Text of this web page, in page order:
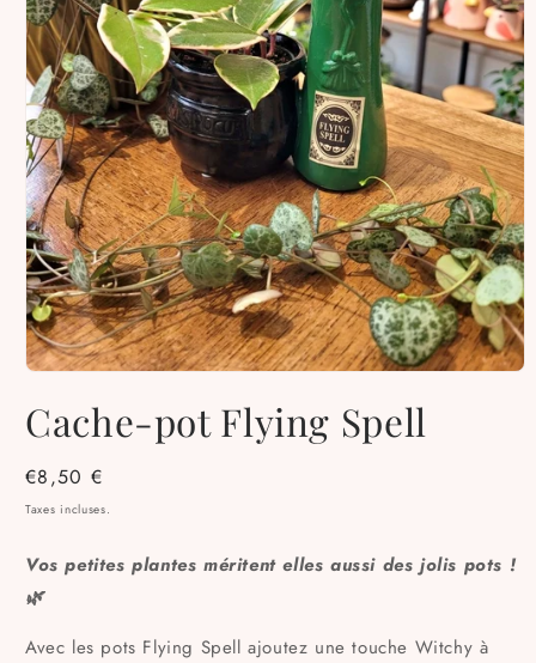
média
1
une
fenêtre
modale
Cache-pot Flying Spell
Prix
habituel
€8,50 €
Taxes incluses.
Vos petites plantes méritent elles aussi des jolis pots !
🌿
Avec les pots Flying Spell ajoutez une touche Witchy à